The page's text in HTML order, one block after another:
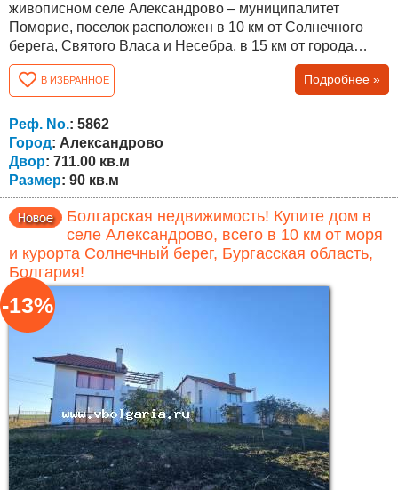
живописном селе Александрово – муниципалитет
Поморие, поселок расположен в 10 км от Солнечного
берега, Святого Власа и Несебра, в 15 км от города
Поморие и в 25 км от города Бургас, Болгария! Дом
отделан и оформлен по болгарскому госстандарту (на
этапе без внутренней отделки), есть о тдельные счета на
электричество и воду и собственный двор 711 м 2 .
Подъезд к дому по асфальтированной дороге....
В ИЗБРАННОЕ Подробнее »
Реф. No.: 5862
Город: Александрово
Двор: 711.00 кв.м
Размер: 90 кв.м
Болгарская недвижимость! Купите дом в
селе Александрово, всего в 10 км от моря
и курорта Солнечный берег, Бургасская область,
Болгария!
-13%